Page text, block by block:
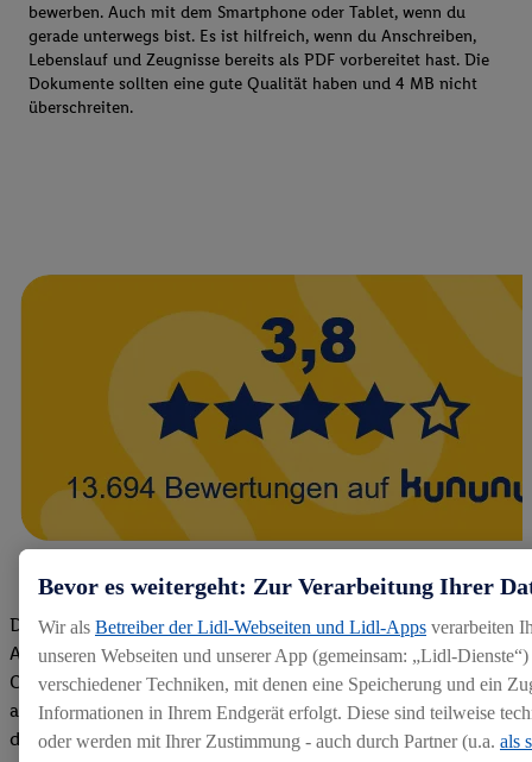
bewerben. Auch mit dem Smartphone oder Tablet, wenn du
gerade unterwegs bist. Es ist hilfreich, wenn du Anschreiben,
Lebenslauf und Zeugnisse bereits als PDF vorbereitet hast. Die
Dokumente sollten eine gute Qualität haben und 4 MB nicht
überschreiten.
Die Bewertungen von aktuellen und ehemaligen Mitarbeitern,
Azubis und externen Bewerbern haben uns zu einer Top
Company gemacht. Wir freuen uns über unseren guten Score
auf dem Arbeitgeber-Bewertungsportal kununu.Hier geht's zu
den Bewertungen
Bevor es weitergeht: Zur Verarbeitung Ihrer
Wir als Betreiber der Lidl-Webseiten und Lidl-Apps verarbeiten
unseren Webseiten und unserer App (gemeinsam: „Lidl-
verschiedener Techniken, mit denen eine Speicherung und ein
Informationen in Ihrem Endgerät erfolgt. Diese sind teilweise
oder werden mit Ihrer Zustimmung - auch durch Partner (u.a. als